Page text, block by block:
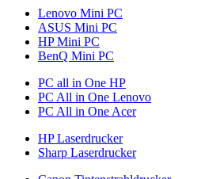
Lenovo Mini PC
ASUS Mini PC
HP Mini PC
BenQ Mini PC
PC all in One HP
PC All in One Lenovo
PC All in One Acer
HP Laserdrucker
Sharp Laserdrucker